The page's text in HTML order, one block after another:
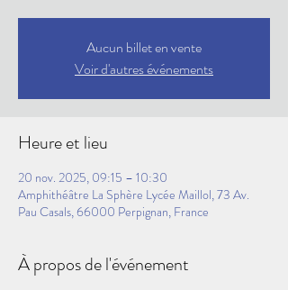
Aucun billet en vente
Voir d'autres événements
Heure et lieu
20 nov. 2025, 09:15 – 10:30
Amphithéâtre La Sphère Lycée Maillol, 73 Av.
Pau Casals, 66000 Perpignan, France
À propos de l'événement